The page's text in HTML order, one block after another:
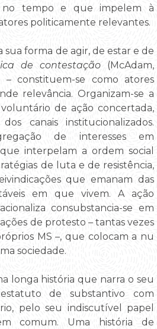
no tempo e que impelem à
politicamente relevantes.
sua forma de agir, de estar e de
de contestação(McAdam,
– constituem-se como atores
relevância. Organizam-se a
de ação concertada,
canais institucionalizados.
de interesses em
interpelam a ordem social
de luta e de resistência,
que emanam das
em que vivem. A ação
consubstancia-se em
de protesto – tantas vezes
MS –, que colocam a nu
sociedade.
longa história que narra o seu
de substantivo com
pelo seu indiscutível papel
comum. Uma história de